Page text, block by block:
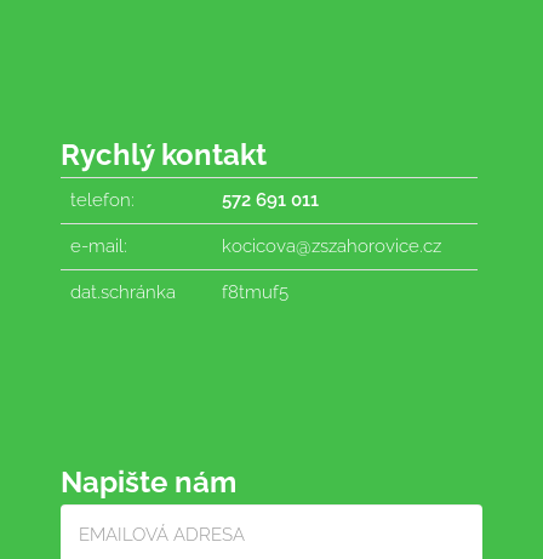
Rychlý kontakt
telefon: 572 691 011
e-mail: kocicova@zszahorovice.cz
dat.schránka f8tmuf5
Napište nám